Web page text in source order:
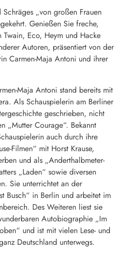
„von großen Frauen
Genießen Sie freche,
Twain, Eco, Heym und Hacke
Autoren, präsentiert von der
Carmen-Maja Antoni und ihrer
Maja Antoni stand bereits mit
Als Schauspielerin am Berliner
geschrieben, nicht
„Mutter Courage“. Bekannt
auch durch ihre
Filmen“ mit Horst Krause,
und als „Anderthalbmeter-
„Laden“ sowie diversen
Sie unterrichtet an der
Busch“ in Berlin und arbeitet im
Des Weiteren liest sie
Autobiographie „Im
und ist mit vielen Lese- und
Deutschland unterwegs.